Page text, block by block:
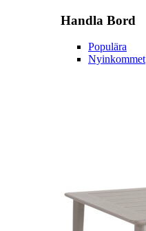
Handla Bord
Populära
Nyinkommet